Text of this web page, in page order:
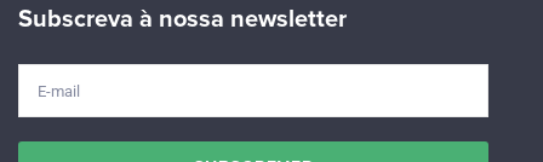
Subscreva à nossa newsletter